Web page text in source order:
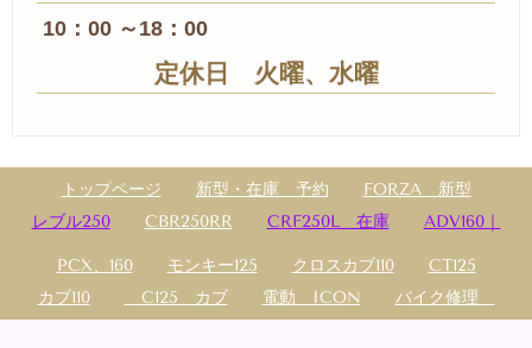
10：00 ～18：00
定休日 火曜、水曜
トップページ 新型・在庫 予約
FORZA 新型
レブル250
CBR250RR CRF250L 在庫 ADV160｜
PCX、160 モンキー125 クロスカブ110
CT125
カブ110
C125 カブ 電動 ICON バイク修理